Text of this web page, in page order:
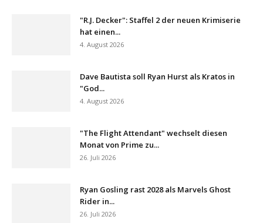
"R.J. Decker": Staffel 2 der neuen Krimiserie
hat einen...
4. August 2026
Dave Bautista soll Ryan Hurst als Kratos in
"God...
4. August 2026
"The Flight Attendant" wechselt diesen
Monat von Prime zu...
26. Juli 2026
Ryan Gosling rast 2028 als Marvels Ghost
Rider in...
26. Juli 2026